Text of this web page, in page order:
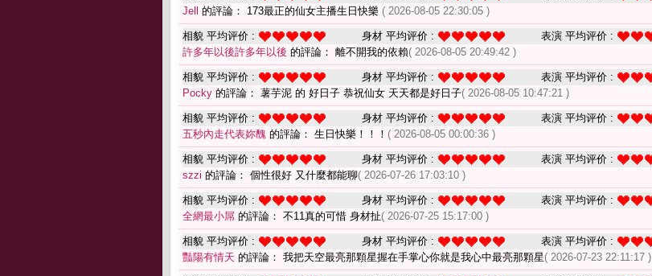
Jell
的評論： 173最正的仙女主播生日快樂 ( 2026-08-05 22:30:05 )
相貌 平均评价 : 身材 平均评价 : 表演 平均评价 :
許多年以後許多年以後 的評論： 離不開我的依賴( 2026-08-05 20:49:42 )
相貌 平均评价 : 身材 平均评价 : 表演 平均评价 :
Pocky 的評論： 薯芋泥 的 好日子 恭祝仙女 天天都是好日子( 2026-08-05 10:47:21 )
相貌 平均评价 : 身材 平均评价 : 表演 平均评价 :
五秒內走代表妳醜 的評論： 生日快樂！！！ ( 2026-08-05 00:00:36 )
相貌 平均评价 : 身材 平均评价 : 表演 平均评价 :
szzi 的評論： 個性很好 又什麼都能聊( 2026-07-26 17:03:10 )
相貌 平均评价 : 身材 平均评价 : 表演 平均评价 :
全網最小屌 的評論： 不11真的可惜 身材扯( 2026-07-25 15:17:00 )
相貌 平均评价 : 身材 平均评价 : 表演 平均评价 :
豔陽有情天 的評論： 我把天空最亮那顆星握在手掌心你就是我心中最亮那顆星( 2026-07-23 22:11:17 )